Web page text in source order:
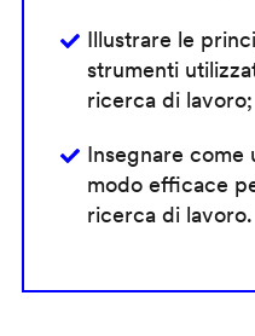
Illustrare le
strumenti
ricerca di lavoro;
Insegnare come
modo efficace
ricerca di lavoro.